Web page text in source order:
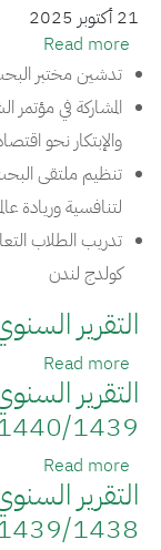
21 أكتوبر 2025
Read more
تدشين مختبر البحث
المشاركة في
والإبتكار نحو
تنظيم ملتقى
لتنافسية وريادة
كولدج لندن
التقرير السنوي
Read more
التقرير
1440/
Read more
التقرير
1439/